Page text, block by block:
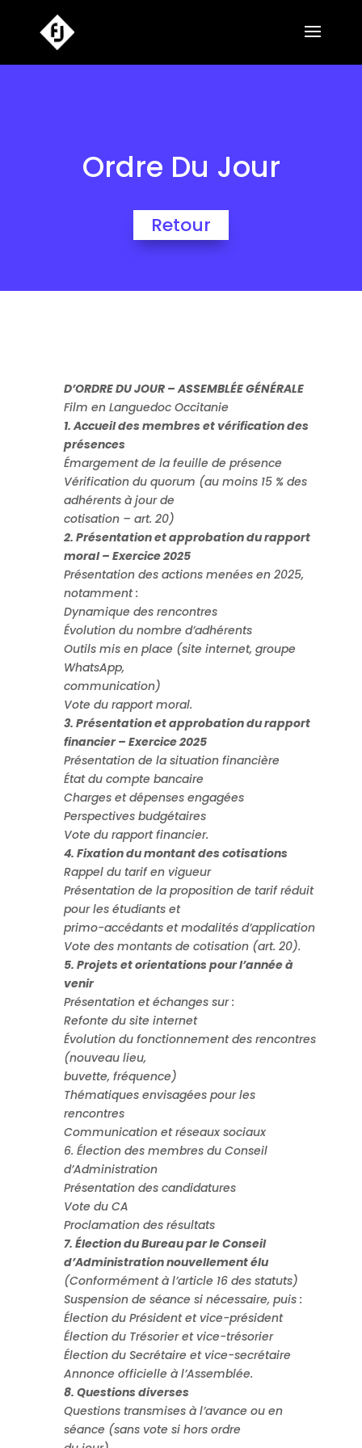
Ordre Du Jour
Retour
D’ORDRE DU JOUR – ASSEMBLÉE GÉNÉRALE
Film en Languedoc Occitanie
1. Accueil des membres et vérification des
présences
Émargement de la feuille de présence
Vérification du quorum (au moins 15 % des
adhérents à jour de
cotisation – art. 20)
2. Présentation et approbation du rapport
moral – Exercice 2025
Présentation des actions menées en 2025,
notamment :
Dynamique des rencontres
Évolution du nombre d’adhérents
Outils mis en place (site internet, groupe
WhatsApp,
communication)
Vote du rapport moral.
3. Présentation et approbation du rapport
financier – Exercice 2025
Présentation de la situation financière
État du compte bancaire
Charges et dépenses engagées
Perspectives budgétaires
Vote du rapport financier.
4. Fixation du montant des cotisations
Rappel du tarif en vigueur
Présentation de la proposition de tarif réduit
pour les étudiants et
primo-accédants et modalités d’application
Vote des montants de cotisation (art. 20).
5. Projets et orientations pour l’année à
venir
Présentation et échanges sur :
Refonte du site internet
Évolution du fonctionnement des rencontres
(nouveau lieu,
buvette, fréquence)
Thématiques envisagées pour les
rencontres
Communication et réseaux sociaux
6. Élection des membres du Conseil
d’Administration
Présentation des candidatures
Vote du CA
Proclamation des résultats
7. Élection du Bureau par le Conseil
d’Administration nouvellement élu
(Conformément à l’article 16 des statuts)
Suspension de séance si nécessaire, puis :
Élection du Président et vice-président
Élection du Trésorier et vice-trésorier
Élection du Secrétaire et vice-secrétaire
Annonce officielle à l’Assemblée.
8. Questions diverses
Questions transmises à l’avance ou en
séance (sans vote si hors ordre